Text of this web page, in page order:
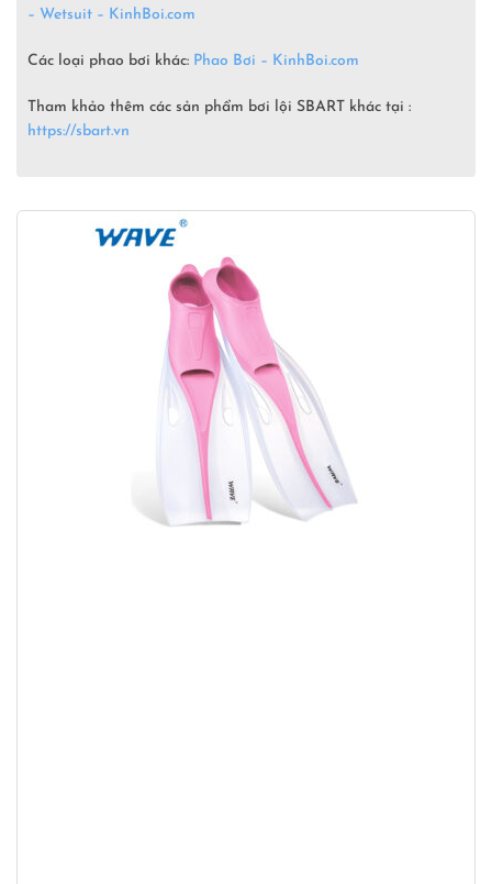
– Wetsuit – KinhBoi.com
Các loại phao bơi khác: Phao Bơi – KinhBoi.com
Tham khảo thêm các sản phẩm bơi lội SBART khác tại :
https://sbart.vn